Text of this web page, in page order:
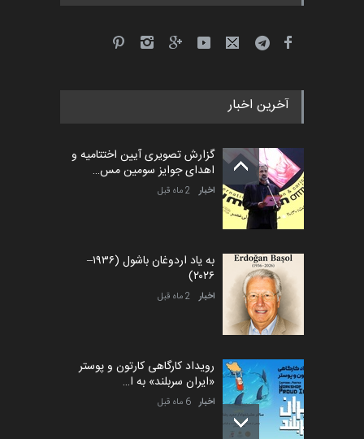
مهلت
آخرین اخبار
گزارش تصویری آیین اختتامیه و
اهدای جوایز سومین مس…
اخبار 2 ماه قبل
به یاد اردوغان باشول (۱۹۳۶–
۲۰۲۶)
اخبار 2 ماه قبل
رویداد کارگاهی کارتون و پوستر
«ایران سربلند» به ا…
اخبار 6 ماه قبل